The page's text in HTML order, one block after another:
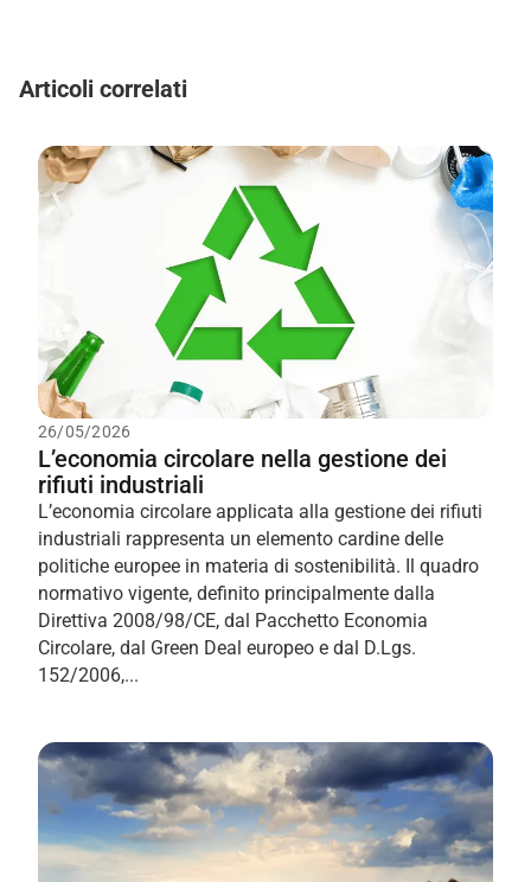
Articoli correlati
26/05/2026
L’economia circolare nella gestione dei
rifiuti industriali
L’economia circolare applicata alla gestione dei rifiuti
industriali rappresenta un elemento cardine delle
politiche europee in materia di sostenibilità. Il quadro
normativo vigente, definito principalmente dalla
Direttiva 2008/98/CE, dal Pacchetto Economia
Circolare, dal Green Deal europeo e dal D.Lgs.
152/2006,...